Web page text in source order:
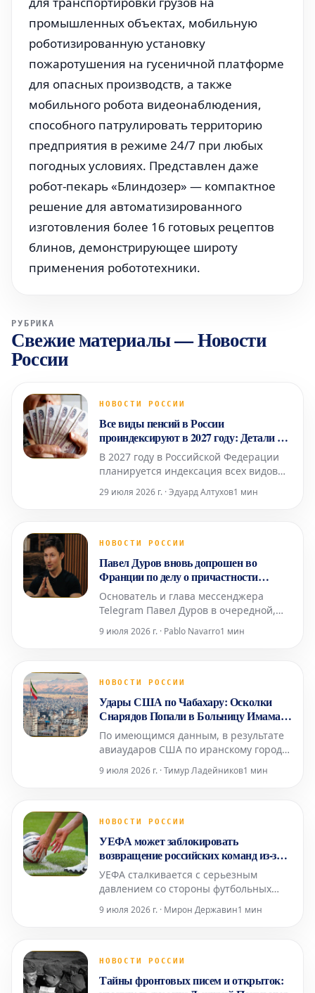
промышленных объектах, мобильную
роботизированную установку
пожаротушения на гусеничной платформе
для опасных производств, а также
мобильного робота видеонаблюдения,
способного патрулировать территорию
предприятия в режиме 24/7 при любых
погодных условиях. Представлен даже
робот-пекарь «Блиндозер» — компактное
решение для автоматизированного
изготовления более 16 готовых рецептов
блинов, демонстрирующее широту
применения робототехники.
РУБРИКА
Свежие материалы—Новости
России
НОВОСТИ РОССИИ
Все виды пенсий в России
проиндексируют в 2027 году: Детали от
эксперта
В 2027 году в Российской Федерации
планируется индексация всех видов
сроки и механизмы их осуществления
Об этом сообщила Людмила Иванова-
Торгово-промышленной пал
29 июля 2026 г. · Эдуард Алтухов1 мин
НОВОСТИ РОССИИ
Павел Дуров вновь допрошен во
Франции по делу о причастности
Telegram к преступной деятельности
Основатель и глава мессенджера
Telegram Павел Дуров в очередной,
Париже. Это произошло в среду, 8
агентство AFP. Следственные судьи,
причастности его платформы к про
9 июля 2026 г. · Pablo Navarro1 мин
НОВОСТИ РОССИИ
Удары США по Чабахару: Осколки
Снарядов Попали в Больницу Имама
Али
По имеющимся данным, в результате
авиаударов США по иранскому городу
местную больницу Имама Али.
медицинского учреждения пока не
взрывах в нескольких иранских
городах, вкл
9 июля 2026 г. · Тимур Ладейников1 мин
НОВОСТИ РОССИИ
УЕФА может заблокировать
возвращение российских команд из-за
давления трех стран
УЕФА сталкивается с серьезным
давлением со стороны футбольных
Франции, что может помешать
европейские федерации сохраняют
такого шага. Ранее, в 2023 году, УЕФА
9 июля 2026 г. · Мирон Державин1 мин
НОВОСТИ РОССИИ
Тайны фронтовых писем и открыток: